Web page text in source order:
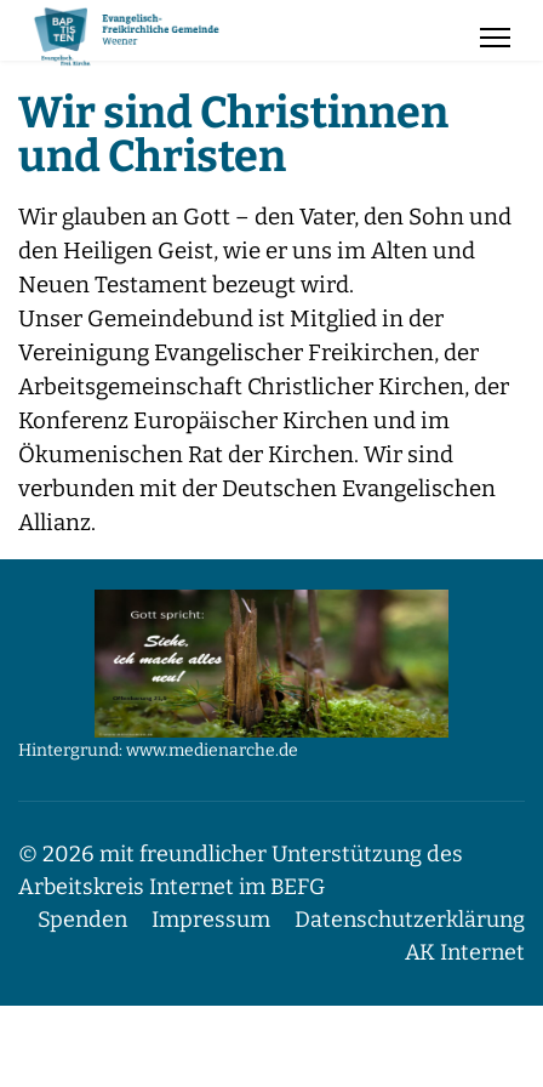
Wir sind Christinnen
und Christen
Wir glauben an Gott – den Vater, den Sohn und
den Heiligen Geist, wie er uns im Alten und
Neuen Testament bezeugt wird.
Unser Gemeindebund ist Mitglied in der
Vereinigung Evangelischer Freikirchen, der
Arbeitsgemeinschaft Christlicher Kirchen, der
Konferenz Europäischer Kirchen und im
Ökumenischen Rat der Kirchen. Wir sind
verbunden mit der Deutschen Evangelischen
Allianz.
Hintergrund: www.medienarche.de
© 2026 mit freundlicher Unterstützung des
Arbeitskreis Internet im BEFG
Spenden
Impressum
Datenschutzerklärung
AK Internet